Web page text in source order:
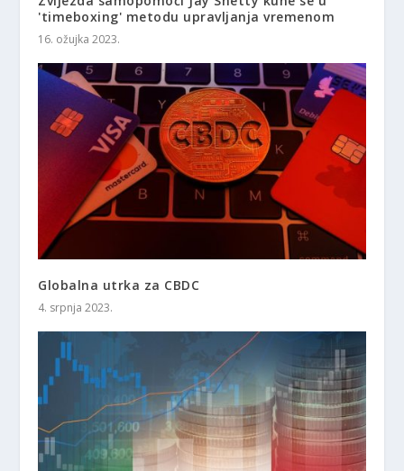
'timeboxing' metodu upravljanja vremenom
16. ožujka 2023.
Globalna utrka za CBDC
4. srpnja 2023.